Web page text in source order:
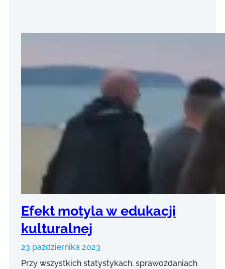
Efekt motyla w edukacji
kulturalnej
23 października 2023
Przy wszystkich statystykach, sprawozdaniach